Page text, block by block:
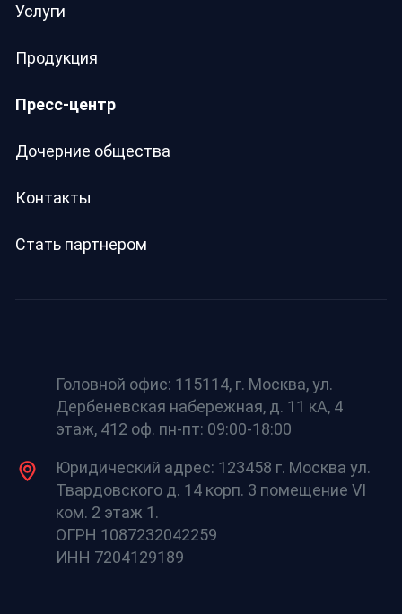
Услуги
Продукция
Пресс-центр
Дочерние общества
Контакты
Стать партнером
Головной офис: 115114, г. Москва, ул.
Дербеневская набережная, д. 11 кА, 4
этаж, 412 оф. пн-пт: 09:00-18:00
Юридический адрес: 123458 г. Москва ул.
Твардовского д. 14 корп. 3 помещение VI
ком. 2 этаж 1.
ОГРН 1087232042259
ИНН 7204129189